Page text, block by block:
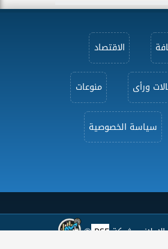
الاقتصاد
ورأى منوعات
سياسة الخصوصية
الإعلاني شركةPSE
®